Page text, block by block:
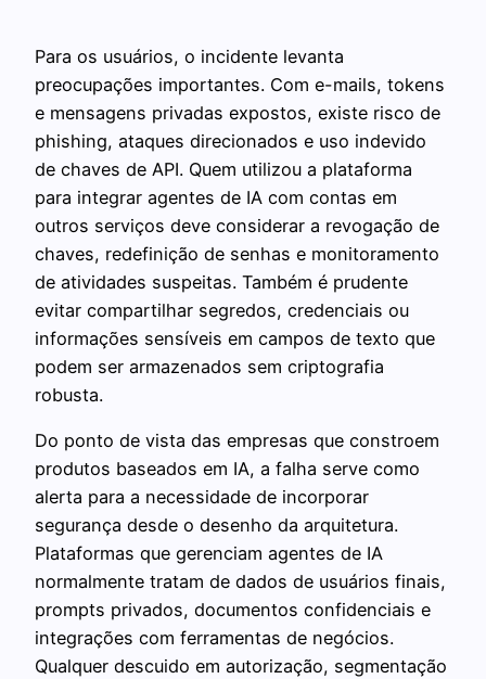
Para os usuários, o incidente levanta
preocupações importantes. Com e-mails, tokens
e mensagens privadas expostos, existe risco de
phishing, ataques direcionados e uso indevido
de chaves de API. Quem utilizou a plataforma
para integrar agentes de IA com contas em
outros serviços deve considerar a revogação de
chaves, redefinição de senhas e monitoramento
de atividades suspeitas. Também é prudente
evitar compartilhar segredos, credenciais ou
informações sensíveis em campos de texto que
podem ser armazenados sem criptografia
robusta.
Do ponto de vista das empresas que constroem
produtos baseados em IA, a falha serve como
alerta para a necessidade de incorporar
segurança desde o desenho da arquitetura.
Plataformas que gerenciam agentes de IA
normalmente tratam de dados de usuários finais,
prompts privados, documentos confidenciais e
integrações com ferramentas de negócios.
Qualquer descuido em autorização, segmentação